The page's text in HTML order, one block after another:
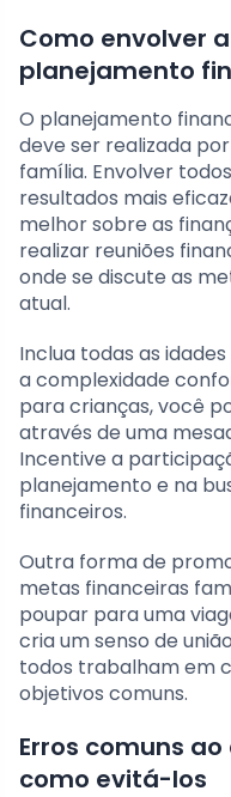
Como envolver
planejamento
O planejamento
deve ser realizada
família. Envolver
resultados mais
melhor sobre as
realizar reuniões
onde se discute as
atual.
Inclua todas as
a complexidade
para crianças, você
através de uma
Incentive a
planejamento e na
financeiros.
Outra forma de
metas financeiras
poupar para uma
cria um senso de
todos trabalham em
objetivos comuns.
Erros comuns
como evitá-los